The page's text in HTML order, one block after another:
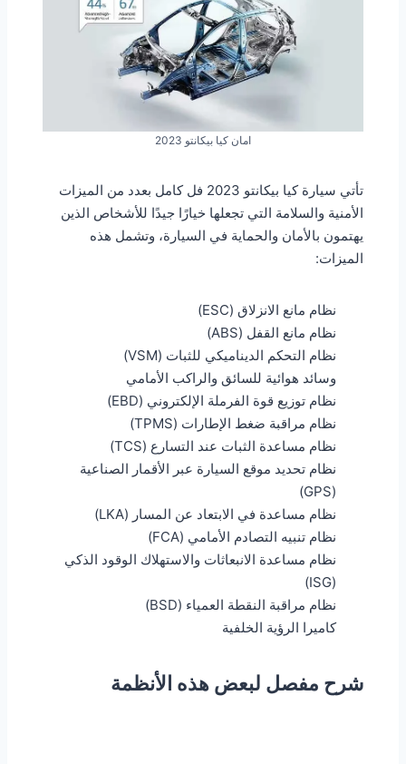
امان كيا بيكانتو 2023
تأتي سيارة كيا بيكانتو 2023 فل كامل بعدد من الميزات
الأمنية والسلامة التي تجعلها خيارًا جيدًا للأشخاص الذين
يهتمون بالأمان والحماية في السيارة، وتشمل هذه
الميزات:
نظام مانع الانزلاق (ESC)
نظام مانع القفل (ABS)
نظام التحكم الديناميكي للثبات (VSM)
وسائد هوائية للسائق والراكب الأمامي
نظام توزيع قوة الفرملة الإلكتروني (EBD)
نظام مراقبة ضغط الإطارات (TPMS)
نظام مساعدة الثبات عند التسارع (TCS)
نظام تحديد موقع السيارة عبر الأقمار الصناعية
(GPS)
نظام مساعدة في الابتعاد عن المسار (LKA)
نظام تنبيه التصادم الأمامي (FCA)
نظام مساعدة الانبعاثات والاستهلاك الوقود الذكي
(ISG)
نظام مراقبة النقطة العمياء (BSD)
كاميرا الرؤية الخلفية
شرح مفصل لبعض هذه الأنظمة